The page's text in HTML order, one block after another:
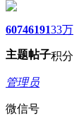
6074
主题
6191
帖子
33万
积分
管理员
微信号